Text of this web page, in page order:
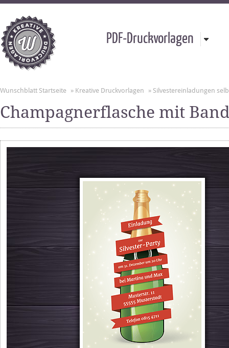
PDF-Druckvorlagen
Wunschblatt Startseite » Kreative Druckvorlagen » Silvestereinladungen
Champagnerflasche mit